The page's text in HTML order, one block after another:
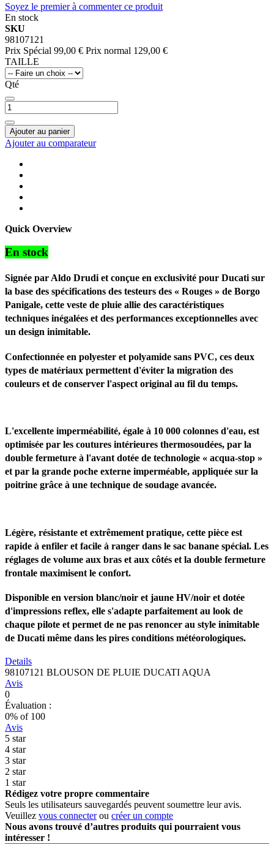
Soyez le premier à commenter ce produit
En stock
SKU
98107121
Prix Spécial 99,00 € Prix normal 129,00 €
TAILLE
Qté
Ajouter au panier
Ajouter au comparateur
Quick Overview
En stock
Signée par Aldo Drudi et conçue en exclusivité pour Ducati sur
la base des spécifications des testeurs des « Rouges » de Borgo
Panigale, cette veste de pluie allie des caractéristiques
techniques inégalées et des performances exceptionnelles avec
un design inimitable.
Confectionnée en polyester et polyamide sans PVC, ces deux
types de matériaux permettent d'éviter la migration des
couleurs et de conserver l'aspect original au fil du temps.
L'excellente imperméabilité, égale à 10 000 colonnes d'eau, est
optimisée par les coutures intérieures thermosoudées, par la
double fermeture à l'avant dotée de technologie « acqua-stop »
et par la grande poche externe imperméable, appliquée sur la
poitrine grâce à une technique de soudage avancée.
Légère, résistante et extrêmement pratique, cette pièce est
rapide à enfiler et facile à ranger dans le sac banane spécial. Les
réglages de volume aux bras et aux côtés et la double fermeture
frontale maximisent le confort.
Disponible en version blanc/noir et jaune HV/noir et dotée
d'impressions reflex, elle s'adapte parfaitement au look de
chaque pilote et permet de ne pas renoncer au style inimitable
de Ducati même dans les pires conditions météorologiques.
Details
98107121 BLOUSON DE PLUIE DUCATI AQUA
Avis
0
Évaluation :
0% of 100
Avis
5 star
4 star
3 star
2 star
1 star
Rédigez votre propre commentaire
Seuls les utilisateurs sauvegardés peuvent soumettre leur avis.
Veuillez vous connecterou créer un compte
Nous avons trouvé d’autres produits qui pourraient vous
intéresser !